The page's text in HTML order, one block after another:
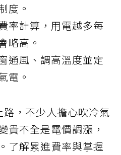
度。
率計算，用電越多每
略高。
通風、調高溫度並定
電。
，不少人擔心吹冷氣
貴不全是電價調漲，
了解累進費率與掌握